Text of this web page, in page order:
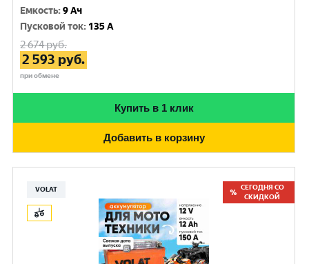
Емкость:9 Ач
Пусковой ток: 135 A
2 674руб.
2 593 руб.
при обмене
Купить в 1 клик
Добавить в корзину
VOLAT
СЕГОДНЯ СО
СКИДКОЙ